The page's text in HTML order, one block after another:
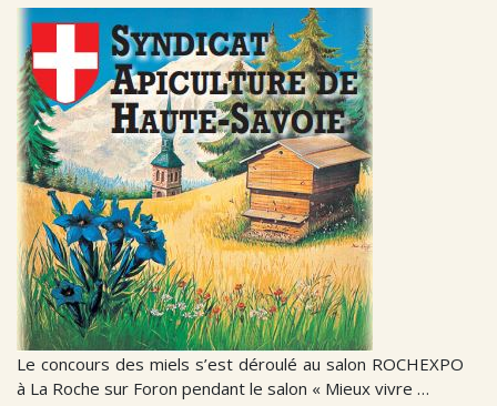
Le concours des miels s’est déroulé au salon ROCHEXPO
à La Roche sur Foron pendant le salon « Mieux vivre …